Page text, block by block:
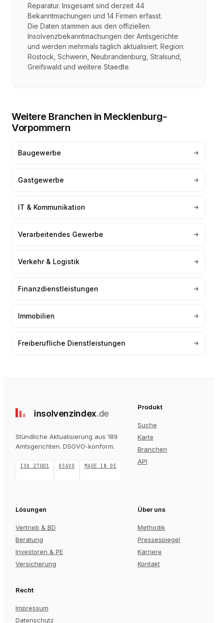
Reparatur. Insgesamt sind derzeit 44
Bekanntmachungen und 14 Firmen erfasst.
Die Daten stammen aus den offiziellen
Insolvenzbekanntmachungen der Amtsgerichte
und werden mehrmals täglich aktualisiert. Region:
Rostock, Schwerin, Neubrandenburg, Stralsund,
Greifswald und weitere Staedte.
Weitere Branchen in Mecklenburg-
Vorpommern
Baugewerbe
Gastgewerbe
IT & Kommunikation
Verarbeitendes Gewerbe
Verkehr & Logistik
Finanzdienstleistungen
Immobilien
Freiberufliche Dienstleistungen
insolvenzindex.de
Stündliche Aktualisierung aus 189
Amtsgerichten. DSGVO-konform.
ISO 27001 DSGVO MADE IN DE
Produkt
Suche
Karte
Branchen
API
Lösungen
Vertrieb & BD
Beratung
Investoren & PE
Versicherung
Über uns
Methodik
Pressespiegel
Karriere
Kontakt
Recht
Impressum
Datenschutz